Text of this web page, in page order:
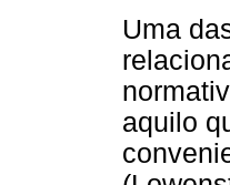
Uma
aquilo